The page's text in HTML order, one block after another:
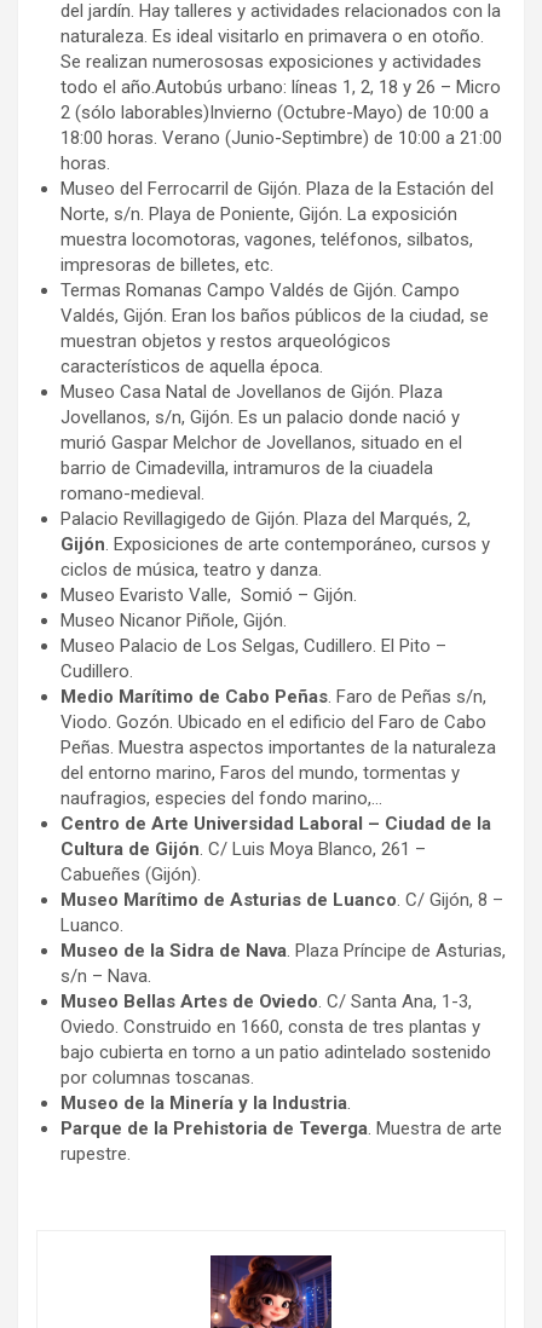
del jardín. Hay talleres y actividades relacionados con la
naturaleza. Es ideal visitarlo en primavera o en otoño.
Se realizan numerososas exposiciones y actividades
todo el año.Autobús urbano: líneas 1, 2, 18 y 26 – Micro
2 (sólo laborables)Invierno (Octubre-Mayo) de 10:00 a
18:00 horas. Verano (Junio-Septimbre) de 10:00 a 21:00
horas.
Museo del Ferrocarril de Gijón. Plaza de la Estación del
Norte, s/n. Playa de Poniente, Gijón. La exposición
muestra locomotoras, vagones, teléfonos, silbatos,
impresoras de billetes, etc.
Termas Romanas Campo Valdés de Gijón. Campo
Valdés, Gijón. Eran los baños públicos de la ciudad, se
muestran objetos y restos arqueológicos
característicos de aquella época.
Museo Casa Natal de Jovellanos de Gijón. Plaza
Jovellanos, s/n, Gijón. Es un palacio donde nació y
murió Gaspar Melchor de Jovellanos, situado en el
barrio de Cimadevilla, intramuros de la ciuadela
romano-medieval.
Palacio Revillagigedo de Gijón. Plaza del Marqués, 2,
Gijón . Exposiciones de arte contemporáneo, cursos y
ciclos de música, teatro y danza.
Museo Evaristo Valle, Somió – Gijón.
Museo Nicanor Piñole, Gijón.
Museo Palacio de Los Selgas, Cudillero. El Pito –
Cudillero.
Medio Marítimo de Cabo Peñas . Faro de Peñas s/n,
Viodo. Gozón. Ubicado en el edificio del Faro de Cabo
Peñas. Muestra aspectos importantes de la naturaleza
del entorno marino, Faros del mundo, tormentas y
naufragios, especies del fondo marino,…
Centro de Arte Universidad Laboral – Ciudad de la
Cultura de Gijón . C/ Luis Moya Blanco, 261 –
Cabueñes (Gijón).
Museo Marítimo de Asturias de Luanco . C/ Gijón, 8 –
Luanco.
Museo de la Sidra de Nava . Plaza Príncipe de Asturias,
s/n – Nava.
Museo Bellas Artes de Oviedo . C/ Santa Ana, 1-3,
Oviedo. Construido en 1660, consta de tres plantas y
bajo cubierta en torno a un patio adintelado sostenido
por columnas toscanas.
Museo de la Minería y la Industria
Parque de la Prehistoria de Teverga . Muestra de arte
rupestre.